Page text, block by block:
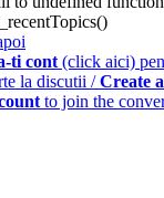
ti cont (click aici)
la discutii /Create
to join the